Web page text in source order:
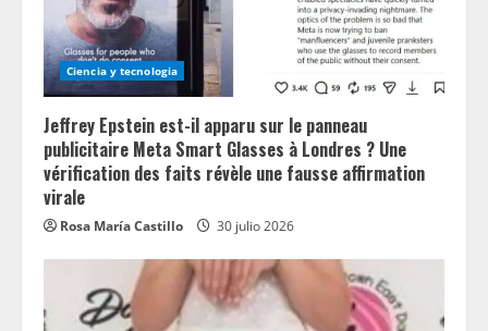
Ciencia y tecnologia
Jeffrey Epstein est-il apparu sur le panneau
publicitaire Meta Smart Glasses à Londres ? Une
vérification des faits révèle une fausse affirmation
virale
Rosa María Castillo 30 julio 2026